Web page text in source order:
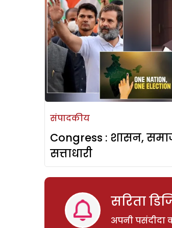
संपादकीय
Congress : शासन,
सत्ताधारी
सरिता
अपनी पसंदीदा